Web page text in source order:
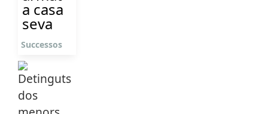
a casa
seva
Successos